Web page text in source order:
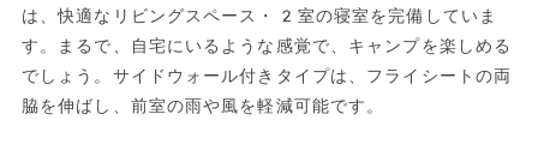
は、快適なリビングスペース・2室の寝室を完備していま
す。まるで、自宅にいるような感覚で、キャンプを楽しめる
でしょう。サイドウォール付きタイプは、フライシートの両
脇を伸ばし、前室の雨や風を軽減可能です。